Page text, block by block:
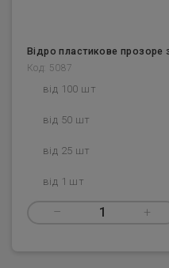
Відро пластикове
Код: 5087
від 100 шт
від 50 шт
від 25 шт
від 1 шт
– 1 +